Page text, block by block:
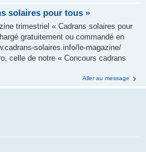
solaires pour tous »
trimestriel « Cadrans solaires pour
gratuitement ou commandé en
solaires.info/le-magazine/
celle de notre « Concours cadrans
Aller au message